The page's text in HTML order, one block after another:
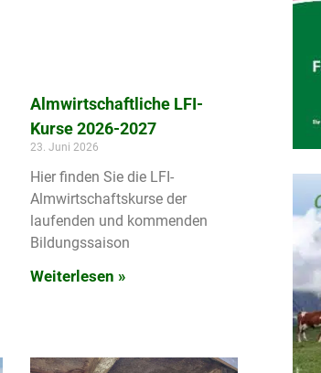
Almwirtschaftliche LFI-
Kurse 2026-2027
23. Juni 2026
Hier finden Sie die LFI-
Almwirtschaftskurse der
laufenden und kommenden
Bildungssaison
Weiterlesen »